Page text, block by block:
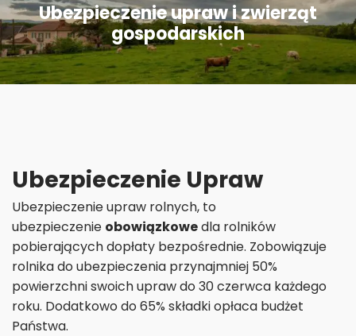
Ubezpieczenie upraw i zwierząt
gospodarskich
Ubezpieczenie Upraw
Ubezpieczenie upraw rolnych, to
ubezpieczenie obowiązkowedla rolników
pobierających dopłaty bezpośrednie. Zobowiązuje
rolnika do ubezpieczenia przynajmniej 50%
powierzchni swoich upraw do 30 czerwca każdego
roku. Dodatkowo do 65% składki opłaca budżet
Państwa.